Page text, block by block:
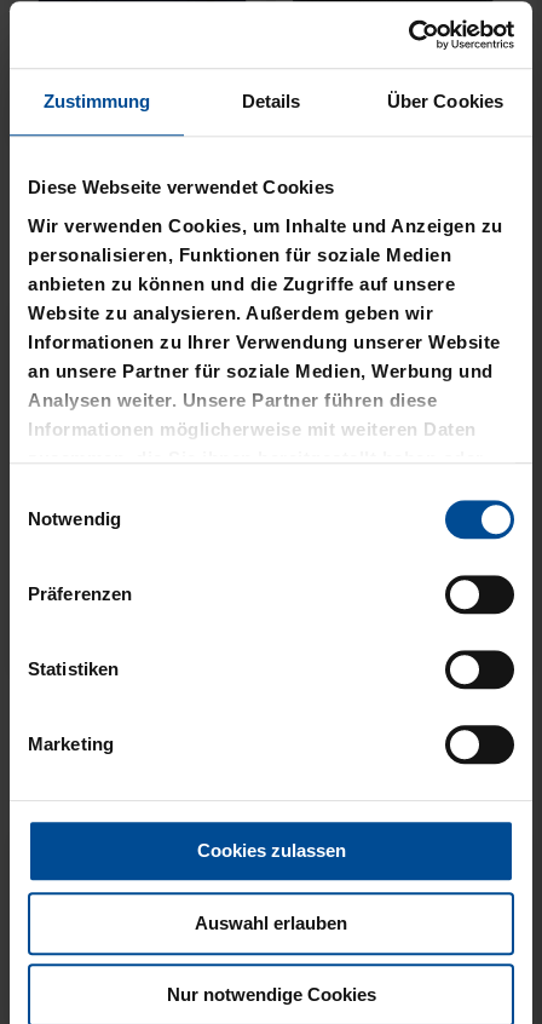
Zustimmung Details Über Cookies
Diese Webseite verwendet Cookies
Wir verwenden Cookies, um Inhalte und Anzeigen zu
personalisieren, Funktionen für soziale Medien
anbieten zu können und die Zugriffe auf unsere
Website zu analysieren. Außerdem geben wir
Informationen zu Ihrer Verwendung unserer Website
an unsere Partner für soziale Medien, Werbung und
Analysen weiter. Unsere Partner führen diese
Informationen möglicherweise mit weiteren Daten
gesammelt haben.
Notwendig
Präferenzen
Statistiken
Marketing
Cookies zulassen
Auswahl erlauben
Nur notwendige Cookies
JACKE HARRINGTON
SCHRIFTZUG NAVY
69,95 €
MÜTZE 47 LOGO
METALLIC NAVY
24,95 €
PLÜSCHKOPF